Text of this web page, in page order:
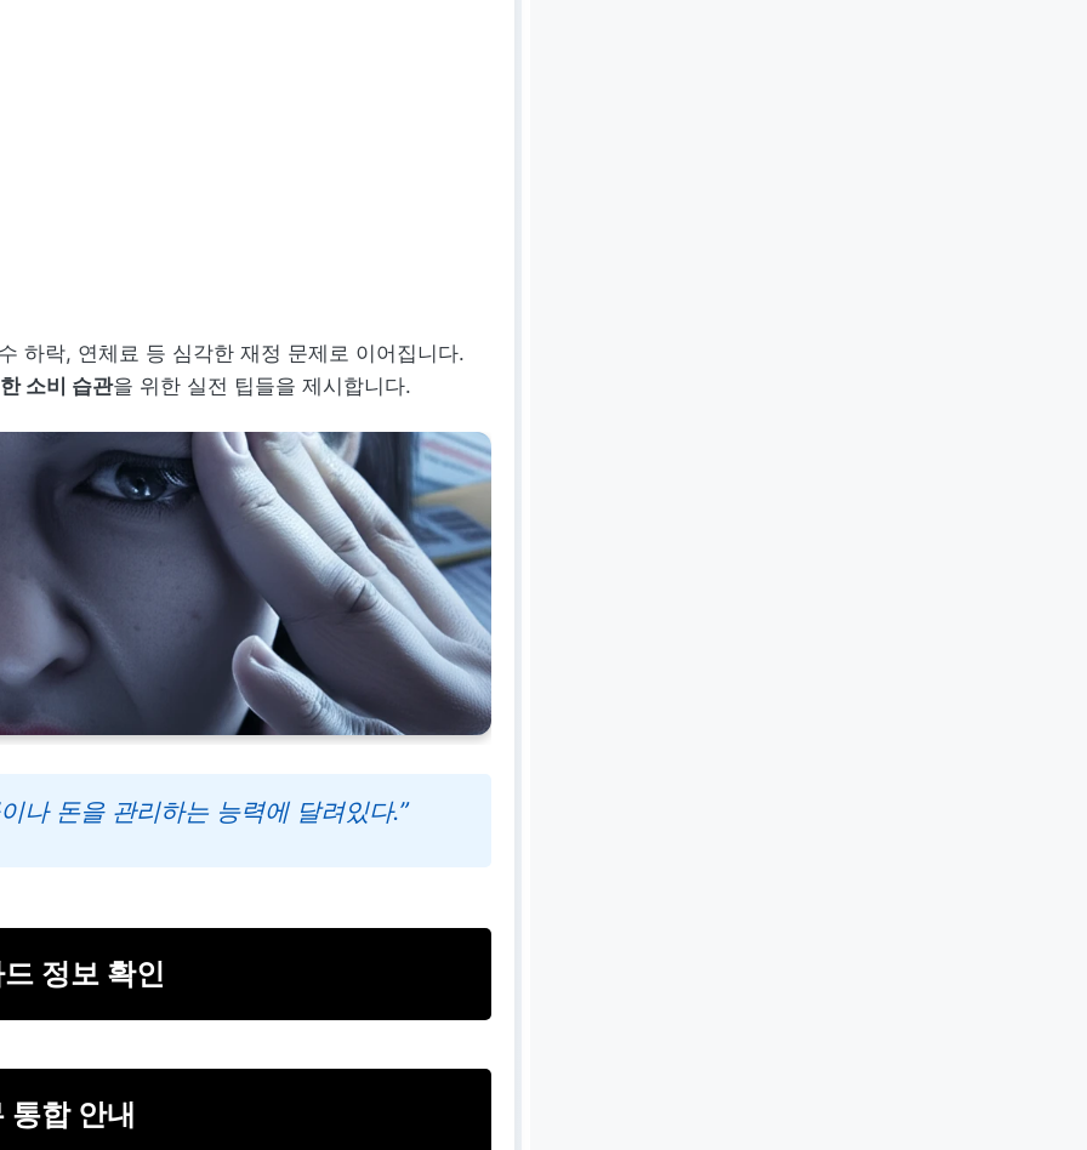
하락, 연체료 등 심각한 재정 문제로 이어집니다.
소비 습관을 위한 실전 팁들을 제시합니다.
나 돈을 관리하는 능력에 달려있다.”
정보 확인
통합 안내